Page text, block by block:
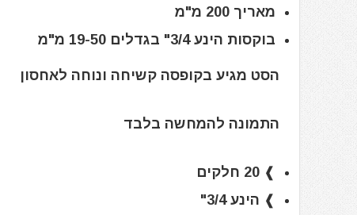
מאריך 200 מ"מ
בוקסות הינע 3/4" בגדלים 19-50 מ"מ
הסט מגיע בקופסה קשיחה ונוחה לאחסון
התמונה להמחשה בלבד
❱ 20 חלקים
❱ הינע 3/4"